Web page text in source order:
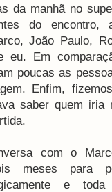
da manhã no
do encontro,
João Paulo,
eu. Em
poucas as
Enfim,
saber quem iria
com o
meses para
e